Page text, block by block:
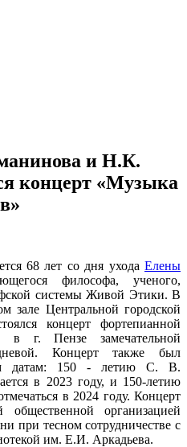
и Н.К.
концерт «Музыка
68 лет со дня ухода Елены
философа, ученого,
системы Живой Этики. В
зале Центральной городской
концерт фортепианной
в г. Пензе замечательной
Концерт также был
датам: 150 - летию С. В.
в 2023 году, и 150-летию
в 2024 году. Концерт
общественной организацией
при тесном сотрудничестве с
им. Е.И. Аркадьева.